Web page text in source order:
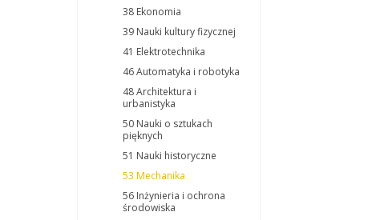
38 Ekonomia
39 Nauki kultury fizycznej
41 Elektrotechnika
46 Automatyka i robotyka
48 Architektura i
urbanistyka
50 Nauki o sztukach
pięknych
51 Nauki historyczne
53 Mechanika
56 Inżynieria i ochrona
środowiska